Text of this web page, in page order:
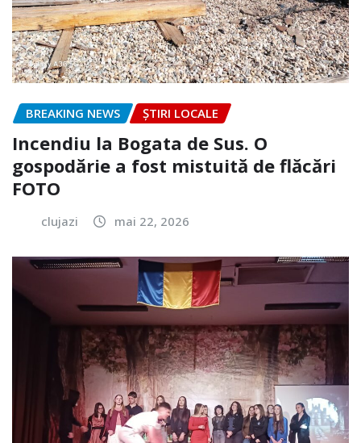
BREAKING NEWS ȘTIRI LOCALE
Incendiu la Bogata de Sus. O
gospodărie a fost mistuită de flăcări
FOTO
clujazi mai 22, 2026